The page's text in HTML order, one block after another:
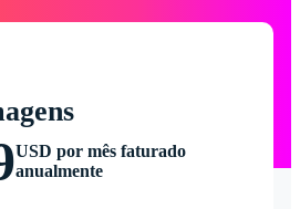
USD por mês faturado
anualmente